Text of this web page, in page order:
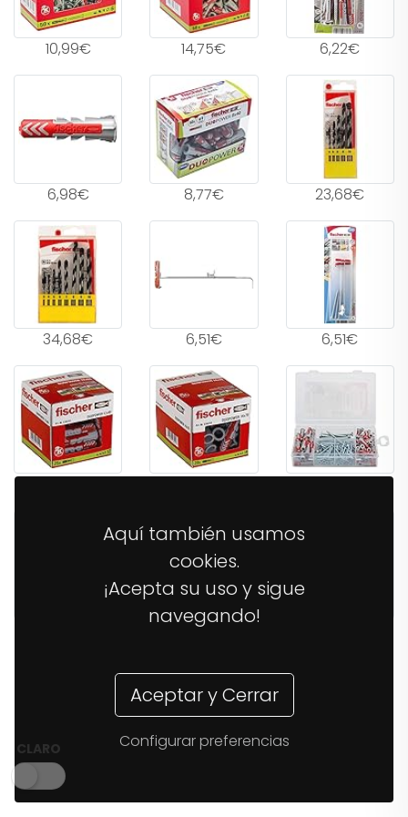
10,99€ 14,75€ 6,22€
6,98€ 8,77€ 23,68€
34,68€ 6,51€ 6,51€
14,37€
34,99€
Aquí también usamos
cookies.
¡Acepta su uso y sigue
navegando!
Aceptar y Cerrar
Configurar preferencias
CLARO